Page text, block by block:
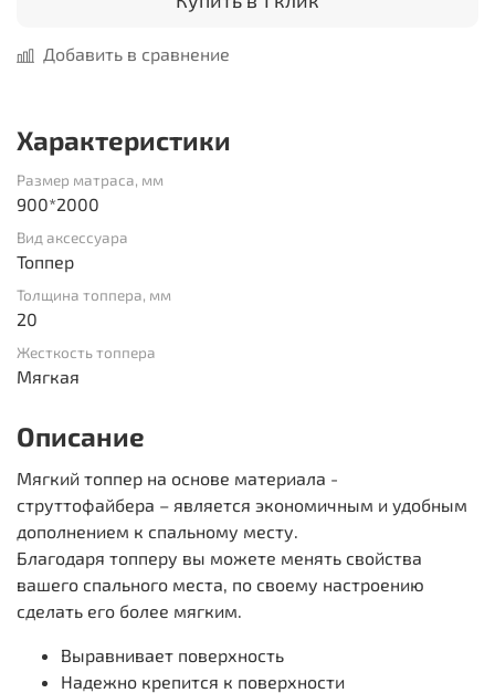
Добавить в сравнение
Характеристики
Размер матраса, мм
900*2000
Вид аксессуара
Топпер
Толщина топпера, мм
20
Жесткость топпера
Мягкая
Описание
Мягкий топпер на основе материала -
струттофайбера – является экономичным и удобным
дополнением к спальному месту.
Благодаря топперу вы можете менять свойства
вашего спального места, по своему настроению
сделать его более мягким.
Выравнивает поверхность
Надежно крепится к поверхности